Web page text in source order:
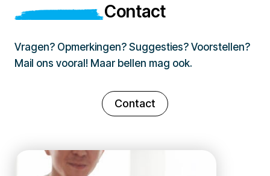
Contact
Vragen? Opmerkingen? Suggesties? Voorstellen?
Mail ons vooral! Maar bellen mag ook.
Contact